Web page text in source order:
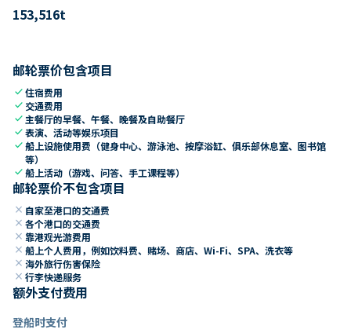
153,516t
邮轮票价包含项目
check住宿费用
check 交通费用
check 主餐厅的早餐、午餐、晚餐及自助餐厅
check表演、活动等娱乐项目
check船上设施使用费（健身中心、游泳池、按摩浴缸、俱乐部休息室、图书馆
等）
check船上活动（游戏、问答、手工课程等）
邮轮票价不包含项目
close 自家至港口的交通费
close 各个港口的交通费
close 靠港观光游费用
close 船上个人费用，例如饮料费、赌场、商店、Wi-Fi、SPA、洗衣等
close 海外旅行伤害保险
close 行李快递服务
额外支付费用
登船时支付